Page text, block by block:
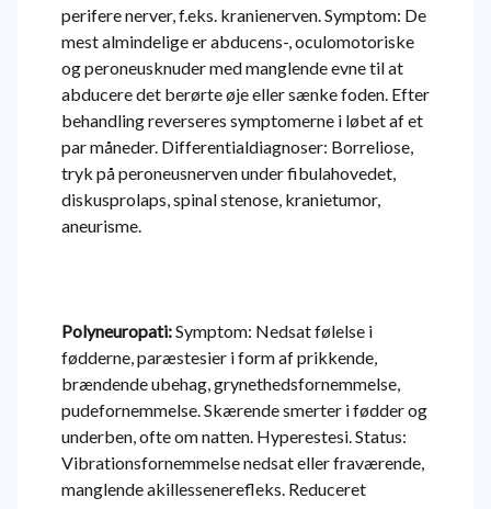
perifere nerver, f.eks. kranienerven. Symptom: De
mest almindelige er abducens-, oculomotoriske
og peroneusknuder med manglende evne til at
abducere det berørte øje eller sænke foden. Efter
behandling reverseres symptomerne i løbet af et
par måneder. Differentialdiagnoser: Borreliose,
tryk på peroneusnerven under fibulahovedet,
diskusprolaps, spinal stenose, kranietumor,
aneurisme.
Polyneuropati:Symptom: Nedsat følelse i
fødderne, paræstesier i form af prikkende,
brændende ubehag, grynethedsfornemmelse,
pudefornemmelse. Skærende smerter i fødder og
underben, ofte om natten. Hyperestesi. Status:
Vibrationsfornemmelse nedsat eller fraværende,
manglende akillessenerefleks. Reduceret